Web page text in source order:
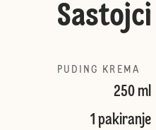
Sastojci
PUDING KREMA
250 ml
1 pakiranje